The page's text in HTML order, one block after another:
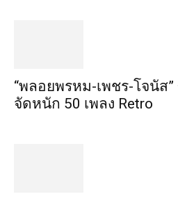
“พลอยพรหม-เพชร-โจนัส
จัดหนัก 50 เพลง Retro